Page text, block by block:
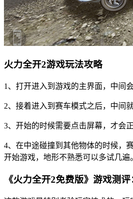
火力全开2游戏玩法攻略
1、打开进入到游戏的主界面，中间
2、接着进入到赛车模式之后，中间
3、开始的时候需要点击屏幕，才会
4、在中途碰撞到其他物体的时候，
开始游戏，地形不熟悉可以多试几遍
《火力全开2免费版》游戏测评